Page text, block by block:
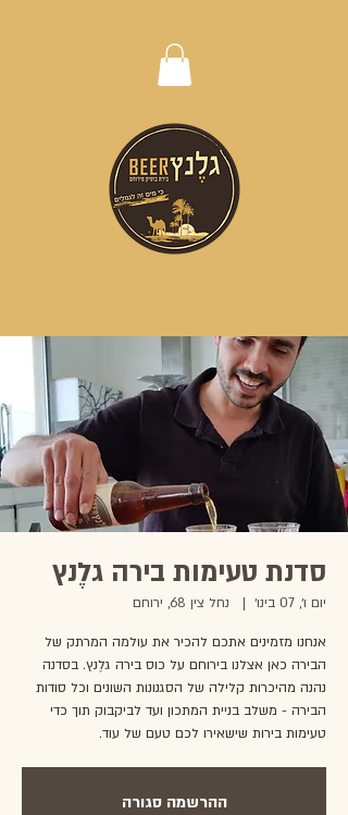
סדנת טעימות בירה גלֶנץ
יום ו׳, 07 בינו׳
  |
נחל צין 68, ירוחם
אנחנו מזמינים אתכם להכיר את עולמה המרתק של
הבירה כאן אצלנו בירוחם על כוס בירה גלֶנץ. בסדנה
נהנה מהיכרות קלילה של הסגנונות השונים וכל סודות
הבירה - משלב בניית המתכון ועד לביקבוק תוך כדי
טעימות בירות שישאירו לכם טעם של עוד.
ההרשמה סגורה